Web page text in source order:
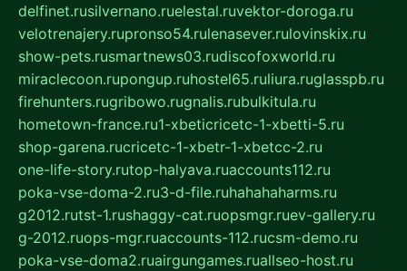
delfinet.rusilvernano.ruelestal.ruvektor-doroga.ru
velotrenajery.rupronso54.rulenasever.rulovinskix.ru
show-pets.rusmartnews03.rudiscofoxworld.ru
miraclecoon.rupongup.ruhostel65.ruliura.ruglasspb.ru
firehunters.rugribowo.rugnalis.rubulkitula.ru
hometown-france.ru1-xbeticricetc-1-xbetti-5.ru
shop-garena.rucricetc-1-xbetr-1-xbetcc-2.ru
one-life-story.rutop-halyava.ruaccounts112.ru
poka-vse-doma-2.ru3-d-file.ruhahahaharms.ru
g2012.rutst-1.rushaggy-cat.ruopsmgr.ruev-gallery.ru
g-2012.ruops-mgr.ruaccounts-112.rucsm-demo.ru
poka-vse-doma2.ruairgungames.ruallseo-host.ru